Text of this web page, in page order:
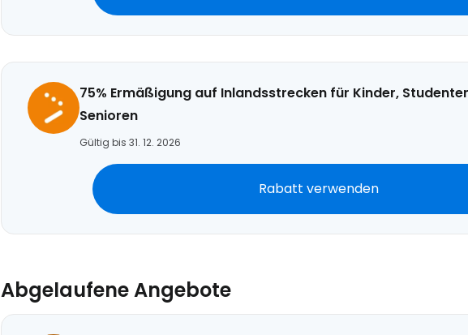
75% Ermäßigung auf Inlandsstrecken für Kinder,
Senioren
Gültig bis 31. 12. 2026
Rabatt verwenden
Abgelaufene Angebote